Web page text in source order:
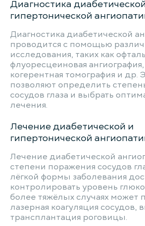
Диагностика
гипертонической
Диагностика диабетической
проводится с помощью
исследования, таких как
флуоресцеиновая
когерентная томография и др.
позволяют определить
сосудов глаза и выбрать
лечения.
Лечение диабетической и
гипертонической
Лечение диабетической
степени поражения сосудов
лёгкой формы заболевания
контролировать уровень
более тяжёлых случаях может
лазерная коагуляция сосудов,
трансплантация роговицы.